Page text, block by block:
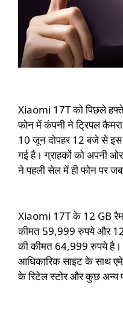
Xiaomi 17T को पिछले हफ्ते
फोन में कंपनी ने ट्रिपल
10 जून दोपहर 12 बजे से इस
गई है। ग्राहकों को अपनी
ने पहली सेल में ही फोन पर
Xiaomi 17T के 12 GB रैम
कीमत 59,999 रुपये और 12
की कीमत 64,999 रुपये है।
आधिकारिक साइट के साथ
के रिटेल स्टोर और कुछ अन्य